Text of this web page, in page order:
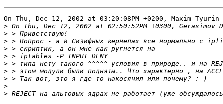
On Thu, Dec 12, 2002 at 03:20:08PM +0200, Maxim
>
>
>
>
>
>
>
>
>
>